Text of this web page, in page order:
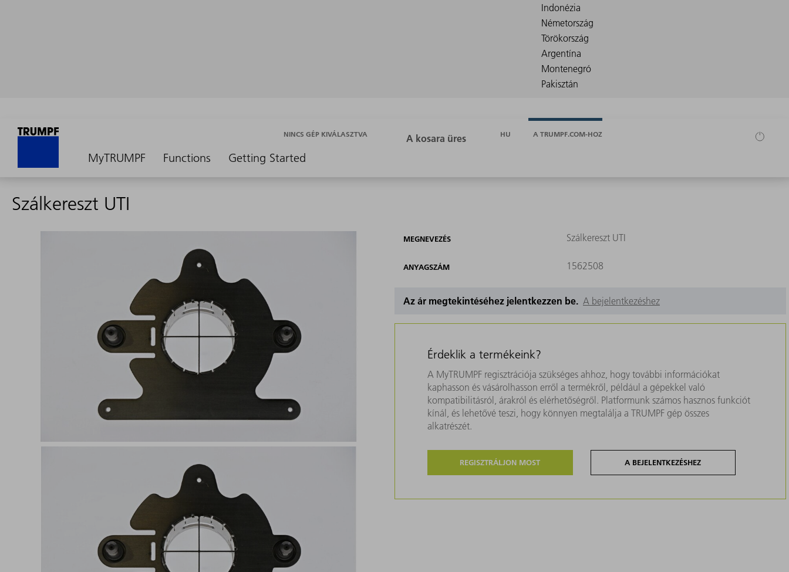
MyTRUMPF Functions Getting Started
NINCS GÉP KIVÁLASZTVA HU A TRUMPF.COM-HOZ
Szálkereszt UTI
MEGNEVEZÉS Szálkereszt UTI
ANYAGSZÁM 1562508
Az ár megtekintéséhez jelentkezzen be. A bejelentkezéshez
Érdeklik a termékeink?
A MyTRUMPF regisztrációja szükséges ahhoz, hogy további információkat
kaphasson és vásárolhasson erről a termékről, például a gépekkel való
kompatibilitásról, árakról és elérhetőségről. Platformunk számos hasznos funkciót
kínál, és lehetővé teszi, hogy könnyen megtalálja a TRUMPF gép összes
alkatrészét.
REGISZTRÁLJON MOST A BEJELENTKEZÉSHEZ